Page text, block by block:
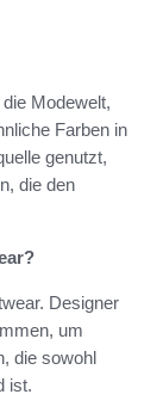
Modewelt,
Farben in
genutzt,
die den
Designer
um
die sowohl
ist.